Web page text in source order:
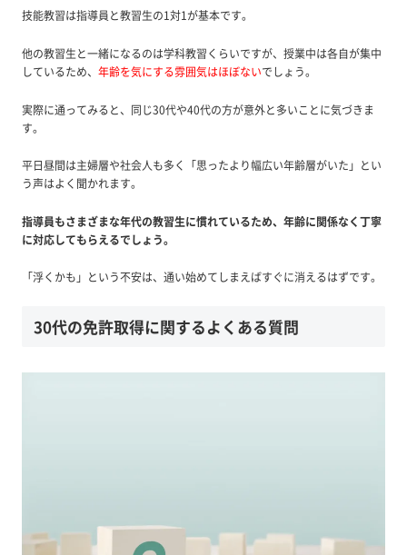
技能教習は指導員と教習生の1対1が基本です。
他の教習生と一緒になるのは学科教習くらいですが、授業中は各自が集中
しているため、 年齢を気にする雰囲気はほぼないでしょう。
実際に通ってみると、同じ30代や40代の方が意外と多いことに気づきま
す。
平日昼間は主婦層や社会人も多く「思ったより幅広い年齢層がいた」とい
う声はよく聞かれます。
指導員もさまざまな年代の教習生に慣れているため、年齢に関係なく丁寧
に対応してもらえるでしょう。
「浮くかも」という不安は、通い始めてしまえばすぐに消えるはずです。
30代の免許取得に関するよくある質問